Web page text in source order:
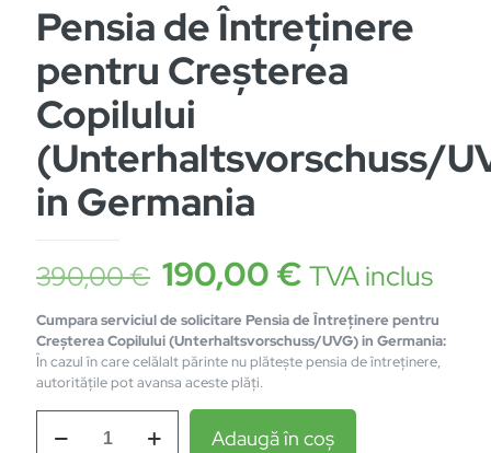
Pensia de Întreținere
pentru Creșterea
Copilului
(Unterhaltsvorschuss/
in Germania
390,00€ Prețul
inițial
a
fost:
390,00 €.
190,00 €Prețul
curent
este:
190,00 €.
TVA inclus
Cumpara serviciul de solicitare Pensia de Întreținere pentru
Creșterea Copilului (Unterhaltsvorschuss/UVG) in Germania:
În cazul în care celălalt părinte nu plătește pensia de întreținere,
autoritățile pot avansa aceste plăți.
Pensia
Adaugă în coș